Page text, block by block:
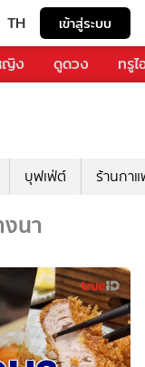
TH เข้าสู่ระบบ
ญิง ดูดวง ทรู
บุฟเฟ่ต์ ร้านกา
นา